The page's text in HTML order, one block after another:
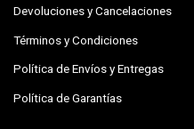
Devoluciones y Cancelaciones
Términos y Condiciones
Política de Envíos y Entregas
Política de Garantías